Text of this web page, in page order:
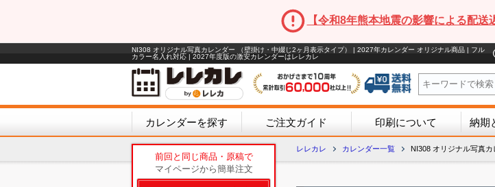
【令和8年熊本地震の影響による配送
NI308 オリジナル写真カレンダー （壁掛け・中綴じ2ヶ月表示タイプ） | 2027年カレンダー オリジナル商品 | フル
カラー名入れ対応 | 2027年度版の激安カレンダーはレレカレ
カレンダーを探す ご注文ガイド 印刷について 納期
前回と同じ商品・原稿で
マイページから簡単注文
レレカレ カレンダー一覧 NI308 オリジナル写真